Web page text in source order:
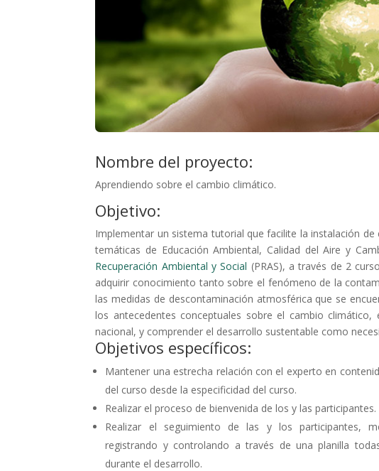
Nombre del proyecto:
Aprendiendo sobre el cambio climático.
Objetivo:
Implementar un sistema tutorial que facilite la instalación
temáticas de Educación Ambiental, Calidad del Aire y
Recuperación Ambiental y Social (PRAS), a través de 2
adquirir conocimiento tanto sobre el fenómeno de la
las medidas de descontaminación atmosférica que se
los antecedentes conceptuales sobre el cambio
nacional, y comprender el desarrollo sustentable como
Objetivos específicos:
Mantener una estrecha relación con el experto en
del curso desde la especificidad del curso.
Realizar el proceso de bienvenida de los y las participantes.
Realizar el seguimiento de las y los participantes,
registrando y controlando a través de una planilla
durante el desarrollo.